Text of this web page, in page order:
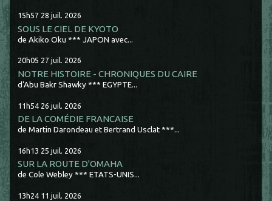
15h57 28 juil. 2026
SOUS LE CIEL DE KYOTO
de Akiko Oku *** JAPON avec...
20h05 27 juil. 2026
NOTRE HISTOIRE - CHRONIQUES DU CAIRE
d'Abu Bakr Shawky *** EGYPTE...
11h54 26 juil. 2026
DE LA COMÉDIE FRANCAISE
de Martin Darondeau et Bertrand Usclat ***...
16h13 25 juil. 2026
SUR LA ROUTE D'OMAHA
de Cole Webley *** ETATS-UNIS...
13h24 11 juil. 2026